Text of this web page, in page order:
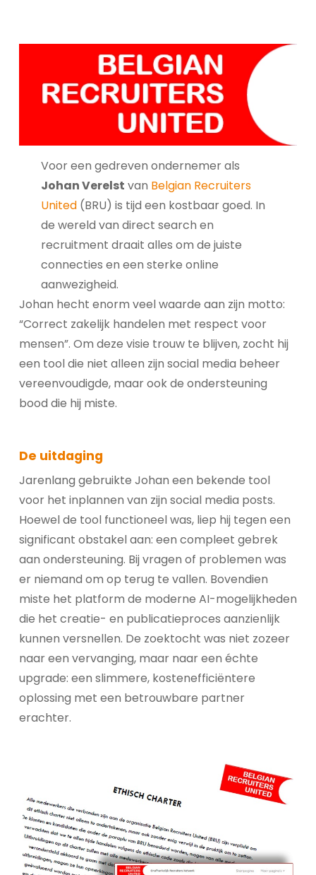
Voor een gedreven ondernemer als
Johan Verelst van Belgian Recruiters
United (BRU) is tijd een kostbaar goed. In
de wereld van direct search en
recruitment draait alles om de juiste
connecties en een sterke online
aanwezigheid.
Johan hecht enorm veel waarde aan zijn motto:
“Correct zakelijk handelen met respect voor
mensen”. Om deze visie trouw te blijven, zocht hij
een tool die niet alleen zijn social media beheer
vereenvoudigde, maar ook de ondersteuning
bood die hij miste.
De uitdaging
Jarenlang gebruikte Johan een bekende tool
voor het inplannen van zijn social media posts.
Hoewel de tool functioneel was, liep hij tegen een
significant obstakel aan: een compleet gebrek
aan ondersteuning. Bij vragen of problemen was
er niemand om op terug te vallen. Bovendien
miste het platform de moderne AI-mogelijkheden
die het creatie- en publicatieproces aanzienlijk
kunnen versnellen. De zoektocht was niet zozeer
naar een vervanging, maar naar een échte
upgrade: een slimmere, kostenefficiëntere
oplossing met een betrouwbare partner
erachter.